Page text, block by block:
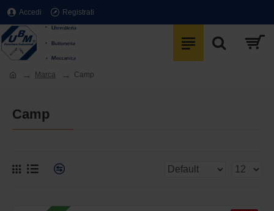
Accedi Registrati
Marca Camp
Camp